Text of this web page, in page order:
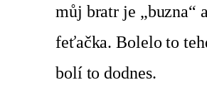
můj bratr je „buzna“
feťačka. Bolelo to
bolí to dodnes.